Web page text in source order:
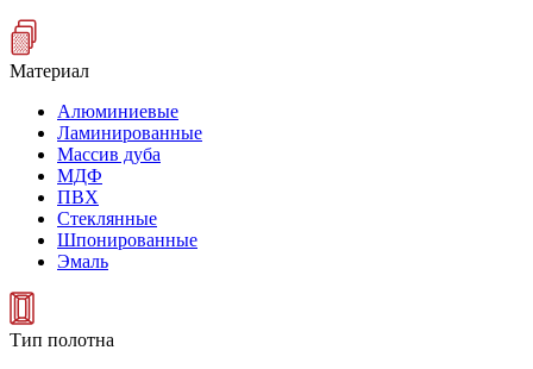
Материал
Алюминиевые
Ламинированные
Массив дуба
МДФ
ПВХ
Стеклянные
Шпонированные
Эмаль
Тип полотна